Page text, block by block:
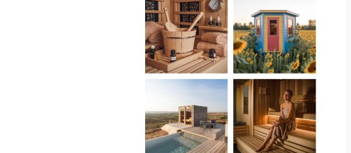
₪4,800.00.
₪3,290.00.